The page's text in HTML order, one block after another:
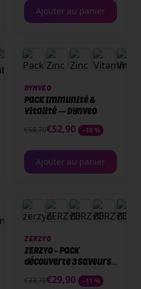
Ajouter au panier
+2
PACK
DYNVEO
Pack Immunité &
Vitalité — Dynveo
€58,70€52,90 −10 %
Ajouter au panier
ZERZYO
ZERZYO - Pack
découverte 3 saveurs -
Orange/Mangue - 3 x
€33,70€29,90 −11 %